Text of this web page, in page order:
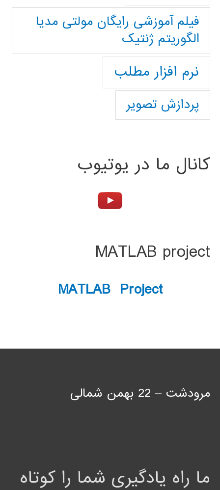
فیلم آموزشی رایگان مولتی مدیا
الگوریتم ژنتیک
نرم افزار مطلب
پردازش تصویر
کانال ما در یوتیوب
MATLAB project
MATLAB Project
مرودشت – 22 بهمن شمالی
ما راه یادگیری شما را کوتاه